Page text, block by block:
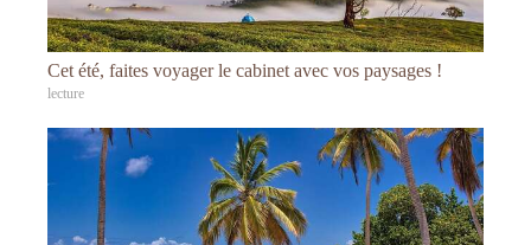
Cet été, faites voyager le cabinet avec vos paysages !
lecture